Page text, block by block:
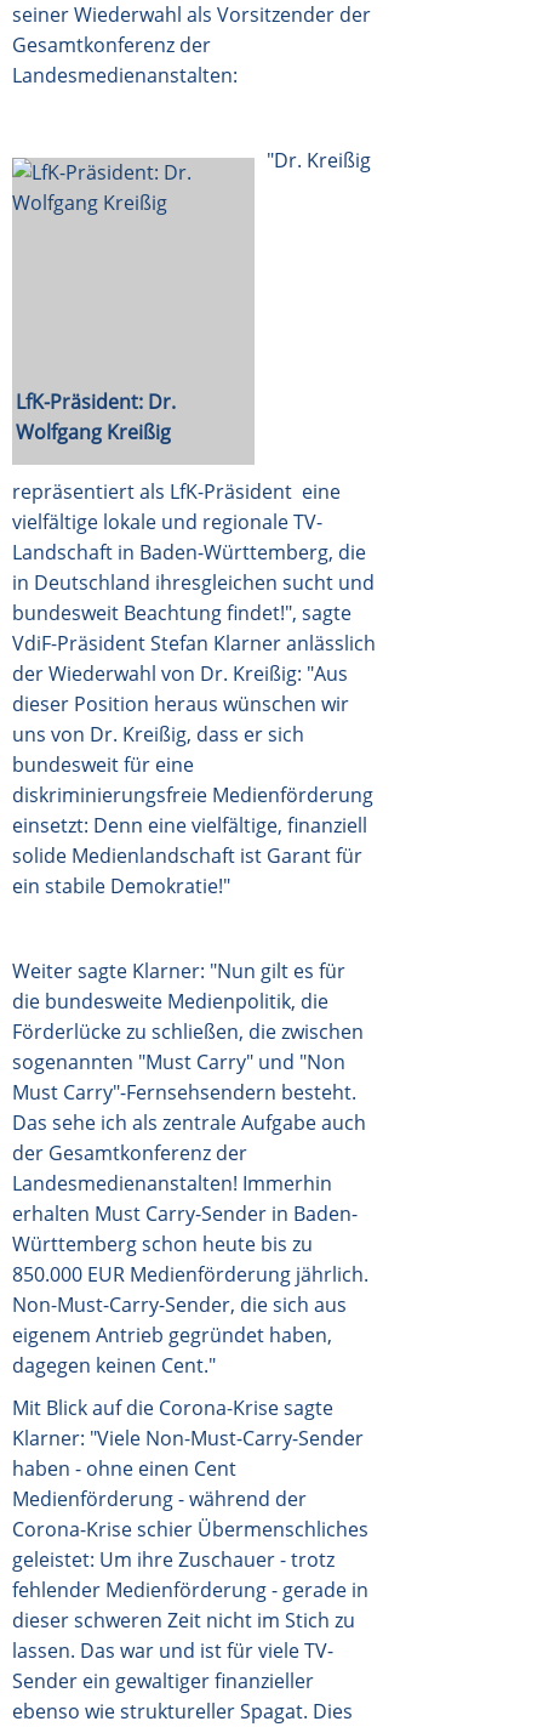
seiner Wiederwahl als Vorsitzender der
Gesamtkonferenz der
Landesmedienanstalten:
LfK-Präsident: Dr.
Wolfgang Kreißig
"Dr. Kreißig
repräsentiert als LfK-Präsident eine
vielfältige lokale und regionale TV-
Landschaft in Baden-Württemberg, die
in Deutschland ihresgleichen sucht und
bundesweit Beachtung findet!", sagte
VdiF-Präsident Stefan Klarner anlässlich
der Wiederwahl von Dr. Kreißig: "Aus
dieser Position heraus wünschen wir
uns von Dr. Kreißig, dass er sich
bundesweit für eine
diskriminierungsfreie Medienförderung
einsetzt: Denn eine vielfältige, finanziell
solide Medienlandschaft ist Garant für
ein stabile Demokratie!"
Weiter sagte Klarner: "Nun gilt es für
die bundesweite Medienpolitik, die
Förderlücke zu schließen, die zwischen
sogenannten "Must Carry" und "Non
Must Carry"-Fernsehsendern besteht.
Das sehe ich als zentrale Aufgabe auch
der Gesamtkonferenz der
Landesmedienanstalten! Immerhin
erhalten Must Carry-Sender in Baden-
Württemberg schon heute bis zu
850.000 EUR Medienförderung jährlich.
Non-Must-Carry-Sender, die sich aus
eigenem Antrieb gegründet haben,
dagegen keinen Cent."
Mit Blick auf die Corona-Krise sagte
Klarner: "Viele Non-Must-Carry-Sender
haben - ohne einen Cent
Medienförderung - während der
Corona-Krise schier Übermenschliches
geleistet: Um ihre Zuschauer - trotz
fehlender Medienförderung - gerade in
dieser schweren Zeit nicht im Stich zu
lassen. Das war und ist für viele TV-
Sender ein gewaltiger finanzieller
ebenso wie struktureller Spagat. Dies